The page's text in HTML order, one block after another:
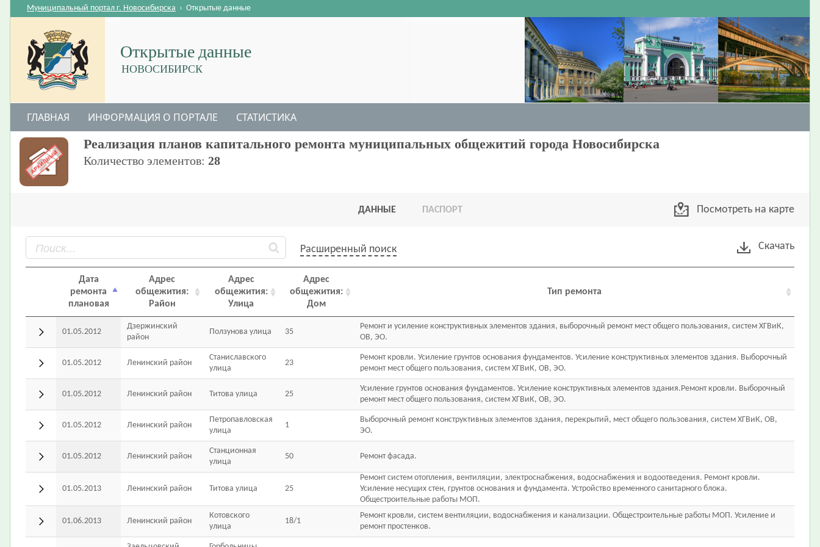
Открытые данные
НОВОСИБИРСК
Муниципальный портал г. Новосибирска › Открытые данные
ГЛАВНАЯ ИНФОРМАЦИЯ О ПОРТАЛЕ СТАТИСТИКА
Реализация планов капитального ремонта муниципальных общежитий города Новосибирска
Количество элементов: 28
ДАННЫЕ ПАСПОРТ Посмотреть на карте
Расширенный поиск Скачать
Дата
ремонта
плановая
Адрес
общежития:
Район
Адрес
общежития:
Улица
Адрес
общежития:
Дом
Тип ремонта
01.05.2012
Дзержинский
район
Ползунова улица 35
Ремонт и усиление конструктивных элементов здания, выборочный ремонт мест общего пользования, систем ХГВиК,
ОВ, ЭО.
01.05.2012 Ленинский район
Станиславского
улица
23
Ремонт кровли. Усиление грунтов основания фундаментов. Усиление конструктивных элементов здания. Выборочный
ремонт мест общего пользования, систем ХГВиК, ОВ, ЭО.
01.05.2012 Ленинский район Титова улица 25
Усиление грунтов основания фундаментов. Усиление конструктивных элементов здания.Ремонт кровли. Выборочный
ремонт мест общего пользования, систем ХГВиК, ОВ, ЭО.
01.05.2012 Ленинский район
Петропавловская
улица
1
Выборочный ремонт конструктивных элементов здания, перекрытий, мест общего пользования, систем ХГВиК, ОВ,
ЭО.
01.05.2012 Ленинский район
Станционная
улица
50 Ремонт фасада.
01.05.2013 Ленинский район Титова улица 25
Ремонт систем отопления, вентиляции, электроснабжения, водоснабжения и водоотведения. Ремонт кровли.
Усиление несущих стен, грунтов основания и фундамента. Устройство временного санитарного блока.
Общестроительные работы МОП.
01.06.2013 Ленинский район
Котовского
улица
18/1
Ремонт кровли, систем вентиляции, водоснабжения и канализации. Общестроительные работы МОП. Усиление и
ремонт простенков.